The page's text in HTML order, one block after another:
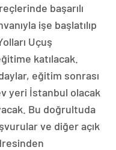
başarılı
işe başlatılıp
Uçuş
katılacak.
eğitim sonrası
yeri İstanbul olacak
Bu doğrultuda
ve diğer açık